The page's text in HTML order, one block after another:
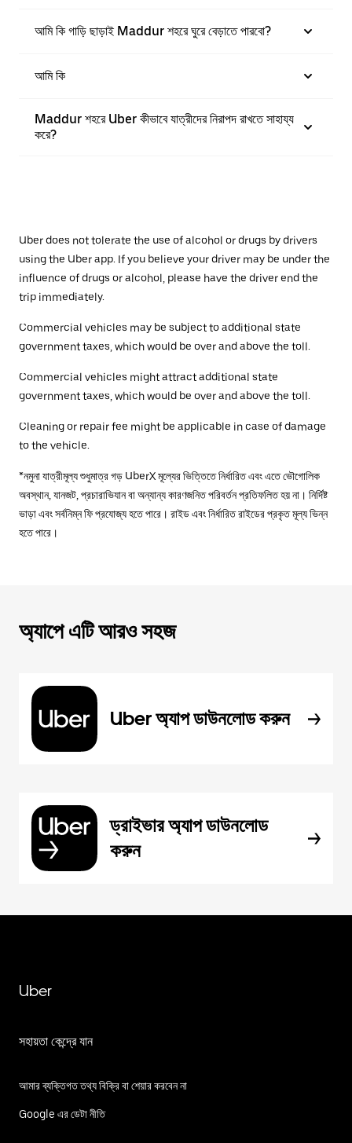
আমি কি গাড়ি ছাড়াই Maddur শহরে ঘুরে বেড়াতে পারবো?
আমি কি
Maddur শহরে Uber কীভাবে যাত্রীদের নিরাপদ রাখতে সাহায্য
করে?
Uber does not tolerate the use of alcohol or drugs by drivers
using the Uber app. If you believe your driver may be under the
influence of drugs or alcohol, please have the driver end the
trip immediately.
Commercial vehicles may be subject to additional state
government taxes, which would be over and above the toll.
Commercial vehicles might attract additional state
government taxes, which would be over and above the toll.
Cleaning or repair fee might be applicable in case of damage
to the vehicle.
*নমুনা যাত্রীমূল্য শুধুমাত্র গড় UberX মূল্যের ভিত্তিতে নির্ধারিত এবং এতে ভৌগোলিক
অবস্থান, যানজট, প্রচারাভিযান বা অন্যান্য কারণজনিত পরিবর্তন প্রতিফলিত হয় না। নির্দিষ্ট
ভাড়া এবং সর্বনিম্ন ফি প্রযোজ্য হতে পারে। রাইড এবং নির্ধারিত রাইডের প্রকৃত মূল্য ভিন্ন
হতে পারে।
অ্যাপে এটি আরও সহজ
Uber অ্যাপ ডাউনলোড করুন
ড্রাইভার অ্যাপ ডাউনলোড
করুন
Uber
সহায়তা কেন্দ্রে যান
আমার ব্যক্তিগত তথ্য বিক্রি বা শেয়ার করবেন না
Google এর ডেটা নীতি